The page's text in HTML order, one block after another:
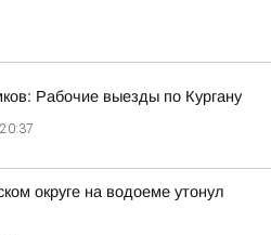
Рабочие выезды по Кургану
округе на водоеме утонул